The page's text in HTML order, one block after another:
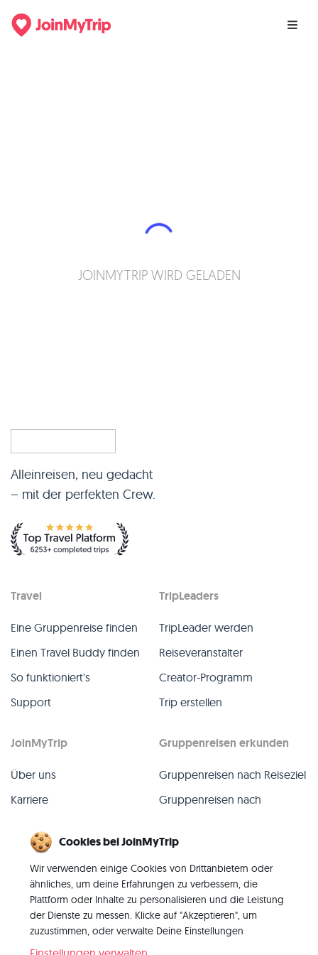
JOINMYTRIP WIRD GELADEN
Alleinreisen, neu gedacht
– mit der perfekten Crew.
Travel
Eine Gruppenreise finden
Einen Travel Buddy finden
So funktioniert's
Support
TripLeaders
TripLeader werden
Reiseveranstalter
Creator-Programm
Trip erstellen
JoinMyTrip
Über uns
Karriere
Blog
Kontakt
Gruppenreisen erkunden
Gruppenreisen nach Reiseziel
Gruppenreisen nach
Alle Gruppenreisen
Vergangene Gruppenreisen
Alle Kategorien
Cookies bei JoinMyTrip
Wir verwenden einige Cookies von Drittanbietern oder
ähnliches, um deine Erfahrungen zu verbessern, die
Plattform oder Inhalte zu personalisieren und die Leistung
der Dienste zu messen. Klicke auf "Akzeptieren", um
zuzustimmen, oder verwalte Deine Einstellungen